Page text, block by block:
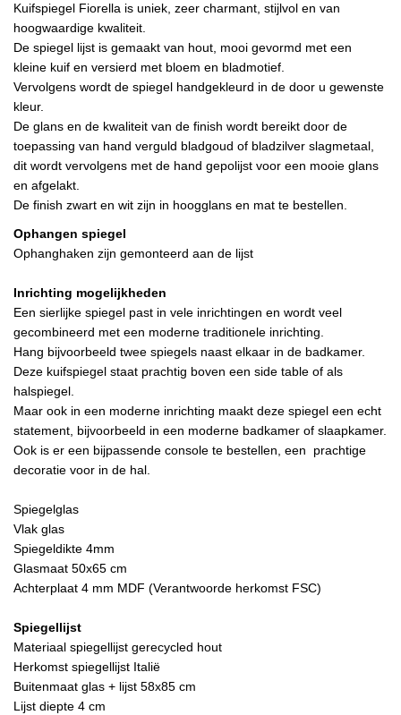
Kuifspiegel Fiorella is uniek, zeer charmant, stijlvol en van
hoogwaardige kwaliteit.
De spiegel lijst is gemaakt van hout, mooi gevormd met een
kleine kuif en versierd met bloem en bladmotief.
Vervolgens wordt de spiegel handgekleurd in de door u gewenste
kleur.
De glans en de kwaliteit van de finish wordt bereikt door de
toepassing van hand verguld bladgoud of bladzilver slagmetaal,
dit wordt vervolgens met de hand gepolijst voor een mooie glans
en afgelakt.
De finish zwart en wit zijn in hoogglans en mat te bestellen.
Ophangen spiegel
Ophanghaken zijn gemonteerd aan de lijst
Inrichting mogelijkheden
Een sierlijke spiegel past in vele inrichtingen en wordt veel
gecombineerd met een moderne traditionele inrichting.
Hang bijvoorbeeld twee spiegels naast elkaar in de badkamer.
Deze kuifspiegel staat prachtig boven een side table of als
halspiegel.
Maar ook in een moderne inrichting maakt deze spiegel een echt
statement, bijvoorbeeld in een moderne badkamer of slaapkamer.
Ook is er een bijpassende console te bestellen, een prachtige
decoratie voor in de hal.
Spiegelglas
Vlak glas
Spiegeldikte 4mm
Glasmaat 50x65 cm
Achterplaat 4 mm MDF (Verantwoorde herkomst FSC)
Spiegellijst
Materiaal spiegellijst gerecycled hout
Herkomst spiegellijst Italië
Buitenmaat glas + lijst 58x85 cm
Lijst diepte 4 cm